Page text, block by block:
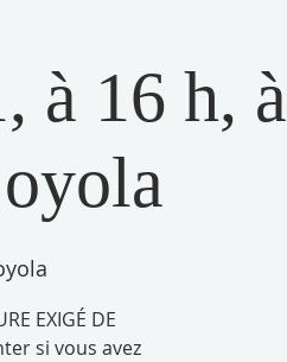
à 16 h, à
EXIGÉ DE
si vous avez